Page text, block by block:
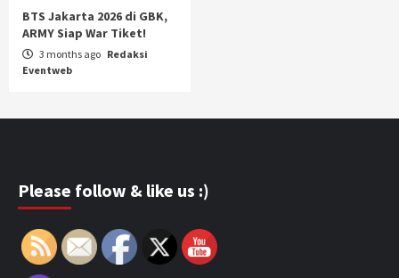
BTS Jakarta 2026 di GBK,
ARMY Siap War Tiket!
3 months ago Redaksi
Eventweb
Please follow & like us :)